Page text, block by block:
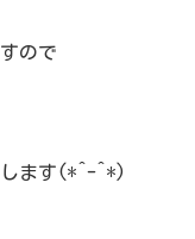
ので
します(*^-^*)